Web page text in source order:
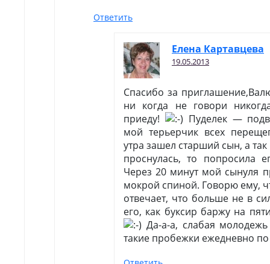
Ответить
Елена Картавцева
19.05.2013
Спасибо за
ни когда не говори
приеду!
Пуделек —
мой терьерчик всех
утра зашел старший сын, а
проснулась, то попросила
Через 20 минут мой сынуля
мокрой спиной. Говорю ему,
отвечает, что больше не в
его, как буксир баржу на
Да-а-а, слабая
такие пробежки ежедневно